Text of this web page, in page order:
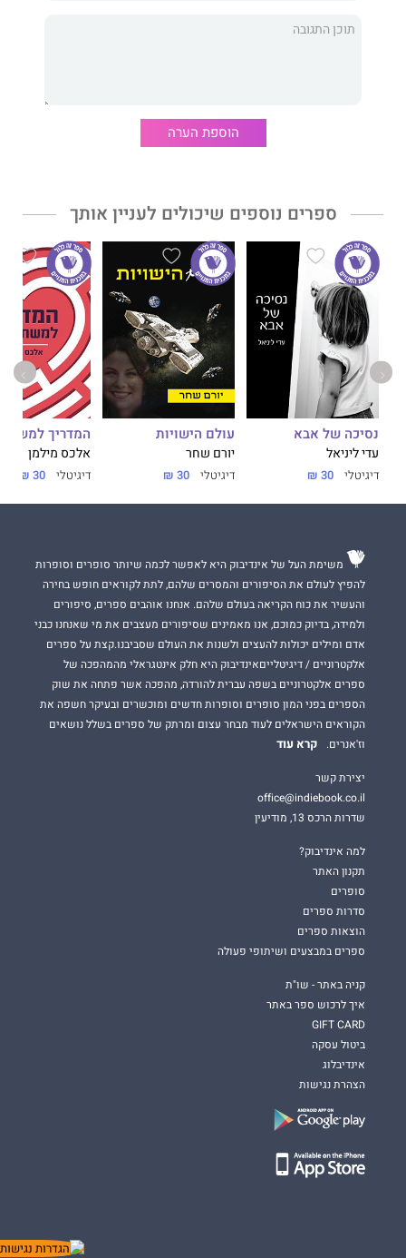
הוספת הערה
ספרים נוספים שיכולים לעניין אותך
נסיכה של אבא
עדי ליניאל
דיגיטלי 30 ₪
עולם הישויות
יורם שחר
דיגיטלי 30 ₪
המדריך
אלכס מילמן
דיגיטלי 30 ₪
משימת העל של אינדיבוק היא לאפשר לכמה שיותר סופרים וסופרות
להפיץ לעולם את הסיפורים והמסרים שלהם, לתת לקוראים חופש בחירה
והעשיר את כוח הקריאה בעולם שלהם. אנחנו אוהבים ספרים, סיפורים
ולמידה, בדיוק כמוכם, אנו מאמינים שסיפורים מעצבים את מי שאנחנו כבני
אדם ומילים יכולות להעצים ולשנות את העולם שסביבנו.קצת על ספרים
אלקטרוניים / דיגיטלייםאינדיבוק היא חלק אינטגראלי מהמהפכה של
ספרים אלקטרוניים בשפה עברית להורדה, מהפכה אשר פתחה את שוק
הספרים בפני המון סופרים וסופרות חדשים ומוכשרים ובעיקר חשפה את
הקוראים הישראלים לעוד מבחר עצום ומרתק של ספרים בשלל נושאים
וז'אנרים.
קרא עוד
יצירת קשר
office@indiebook.co.il
שדרות הרכס 13, מודיעין
למה אינדיבוק?
תקנון האתר
סופרים
סדרות ספרים
הוצאות ספרים
ספרים במבצעים ושיתופי פעולה
קניה באתר - שו"ת
איך לרכוש ספר באתר
GIFT CARD
ביטול עסקה
אינדיבלוג
הצהרת נגישות